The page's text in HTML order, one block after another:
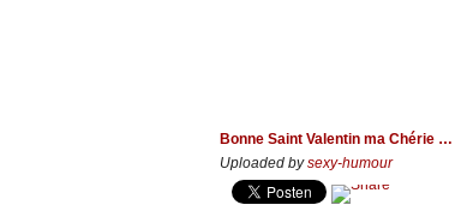
Bonne Saint Valentin ma Chérie …
Uploaded bysexy-humour